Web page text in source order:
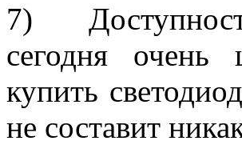
7)
сегодня очень
купить
не составит